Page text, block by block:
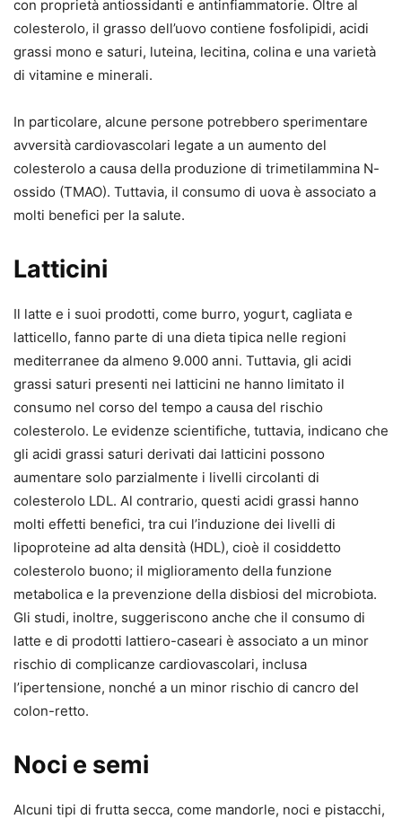
con proprietà antiossidanti e antinfiammatorie. Oltre al
colesterolo, il grasso dell’uovo contiene fosfolipidi, acidi
grassi mono e saturi, luteina, lecitina, colina e una varietà
di vitamine e minerali.
In particolare, alcune persone potrebbero sperimentare
avversità cardiovascolari legate a un aumento del
colesterolo a causa della produzione di trimetilammina N-
ossido (TMAO). Tuttavia, il consumo di uova è associato a
molti benefici per la salute.
Latticini
Il latte e i suoi prodotti, come burro, yogurt, cagliata e
latticello, fanno parte di una dieta tipica nelle regioni
mediterranee da almeno 9.000 anni. Tuttavia, gli acidi
grassi saturi presenti nei latticini ne hanno limitato il
consumo nel corso del tempo a causa del rischio
colesterolo. Le evidenze scientifiche, tuttavia, indicano che
gli acidi grassi saturi derivati dai latticini possono
aumentare solo parzialmente i livelli circolanti di
colesterolo LDL. Al contrario, questi acidi grassi hanno
molti effetti benefici, tra cui l’induzione dei livelli di
lipoproteine ad alta densità (HDL), cioè il cosiddetto
colesterolo buono; il miglioramento della funzione
metabolica e la prevenzione della disbiosi del microbiota.
Gli studi, inoltre, suggeriscono anche che il consumo di
latte e di prodotti lattiero-caseari è associato a un minor
rischio di complicanze cardiovascolari, inclusa
l’ipertensione, nonché a un minor rischio di cancro del
colon-retto.
Noci e semi
Alcuni tipi di frutta secca, come mandorle, noci e pistacchi,